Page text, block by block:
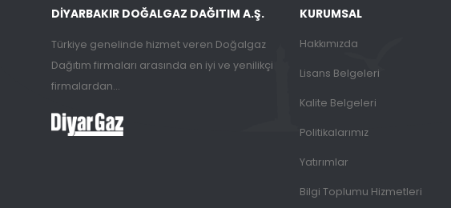
DIYARBAKIR DOĞALGAZ DAĞITIM A.Ş.
Türkiye genelinde hizmet veren Doğalgaz
Dağıtım firmaları arasında en iyi ve yenilikçi
firmalardan...
KURUMSAL
Hakkımızda
Lisans Belgeleri
Kalite Belgeleri
Politikalarımız
Yatırımlar
Bilgi Toplumu Hizmetleri